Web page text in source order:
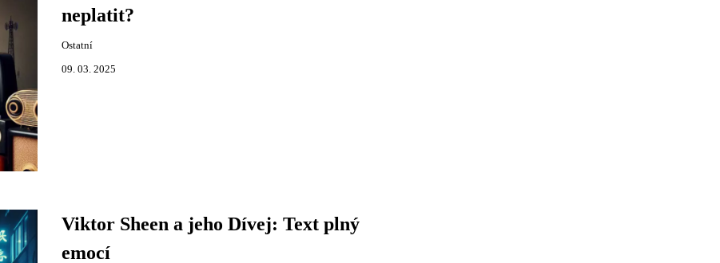
neplatit?
Ostatní
09. 03. 2025
Viktor Sheen a jeho Dívej: Text plný
emocí